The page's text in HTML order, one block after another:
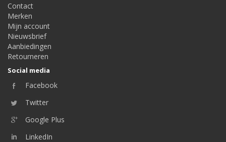
Contact
Merken
Mijn account
Nieuwsbrief
Aanbiedingen
Retourneren
Social media
Facebook
Twitter
Google Plus
LinkedIn